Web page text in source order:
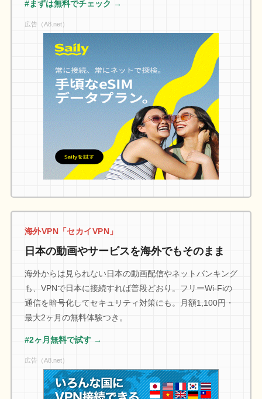
#まずは無料でチェック →
広告（A8.net）
海外VPN「セカイVPN」
日本の動画やサービスを海外でもそのまま
海外からは見られない日本の動画配信やネットバンキング
も、VPNで日本に接続すれば普段どおり。フリーWi-Fiの
通信を暗号化してセキュリティ対策にも。月額1,100円・
最大2ヶ月の無料体験つき。
#2ヶ月無料で試す →
広告（A8.net）